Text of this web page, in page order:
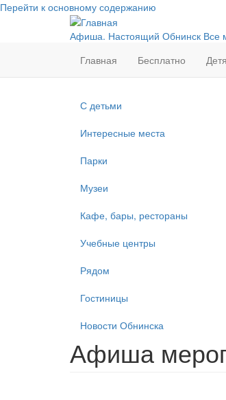
Перейти к основному содержанию
Афиша. Настоящий Обнинск Все
Главная
Бесплатно
С детьми
Интересные места
Парки
Музеи
Кафе, бары, рестораны
Учебные центры
Рядом
Гостиницы
Новости Обнинска
Афиша